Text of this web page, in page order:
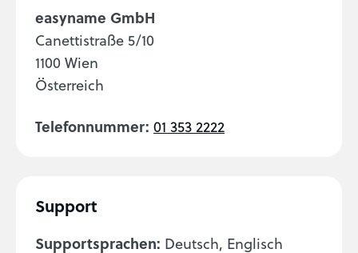
easyname GmbH
Canettistraße 5/10
1100 Wien
Österreich
Telefonnummer: 01 353 2222
Support
Supportsprachen: Deutsch, Englisch